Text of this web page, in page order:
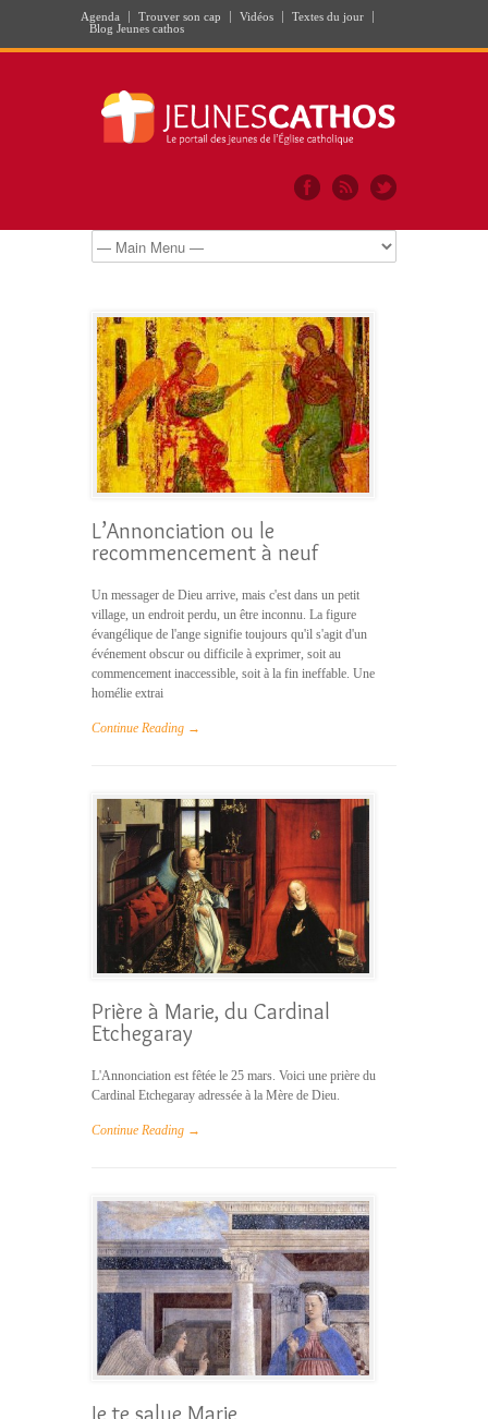
Agenda Trouver son cap Vidéos
Textes du jour
Blog Jeunes cathos
L’Annonciation ou le
recommencement à neuf
Un messager de Dieu arrive, mais c'est dans un petit
village, un endroit perdu, un être inconnu. La figure
évangélique de l'ange signifie toujours qu'il s'agit d'un
événement obscur ou difficile à exprimer, soit au
commencement inaccessible, soit à la fin ineffable. Une
homélie extrai
Continue Reading →
Prière à Marie, du Cardinal
Etchegaray
L'Annonciation est fêtée le 25 mars. Voici une prière du
Cardinal Etchegaray adressée à la Mère de Dieu.
Continue Reading →
Je te salue Marie